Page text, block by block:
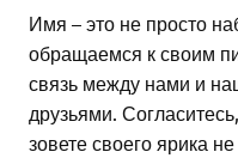
Имя – это не просто
обращаемся к своим
связь между нами и
друзьями.
зовете своего ярика